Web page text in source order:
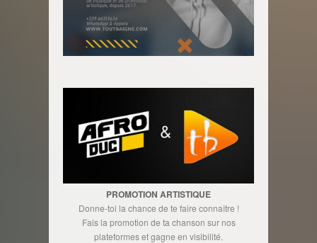
PROMOTION ARTISTIQUE
Donne-toi la chance de te faire connaître !
Fais la promotion de ta chanson sur nos
plateformes et gagne en visibilité.